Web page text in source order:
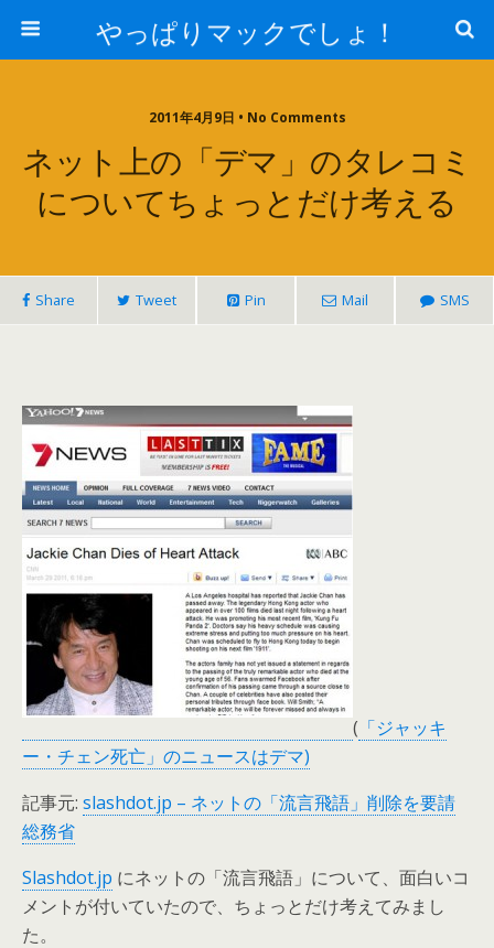
やっぱりマックでしょ！
2011年4月9日 • No Comments
ネット上の「デマ」のタレコミ
についてちょっとだけ考える
Share Tweet Pin Mail SMS
( 「ジャッキ
ー・チェン死亡」のニュースはデマ)
記事元: slashdot.jp – ネットの「流言飛語」削除を要請
総務省
Slashdot.jp にネットの「流言飛語」について、面白いコ
メントが付いていたので、ちょっとだけ考えてみまし
た。